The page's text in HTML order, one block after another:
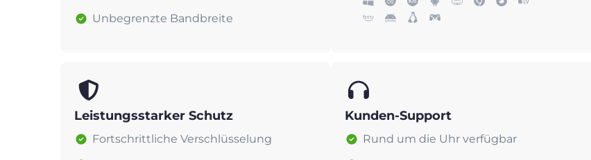
Unbegrenzte Bandbreite
Leistungsstarker Schutz
Fortschrittliche Verschlüsselung
Kunden-Support
Rund um die Uhr verfügbar